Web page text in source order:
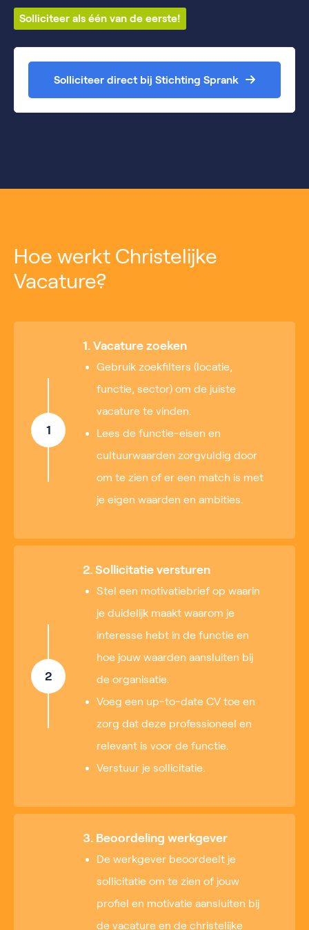
Solliciteer als één van de eerste!
Solliciteer direct bij Stichting Sprank
Hoe werkt Christelijke
Vacature?
1
1. Vacature zoeken
Gebruik zoekfilters (locatie,
functie, sector) om de juiste
vacature te vinden.
Lees de functie-eisen en
cultuurwaarden zorgvuldig door
om te zien of er een match is met
je eigen waarden en ambities.
2
2. Sollicitatie versturen
Stel een motivatiebrief op waarin
je duidelijk maakt waarom je
interesse hebt in de functie en
hoe jouw waarden aansluiten bij
de organisatie.
Voeg een up-to-date CV toe en
zorg dat deze professioneel en
relevant is voor de functie.
Verstuur je sollicitatie.
3. Beoordeling werkgever
De werkgever beoordeelt je
sollicitatie om te zien of jouw
profiel en motivatie aansluiten bij
de vacature en de christelijke